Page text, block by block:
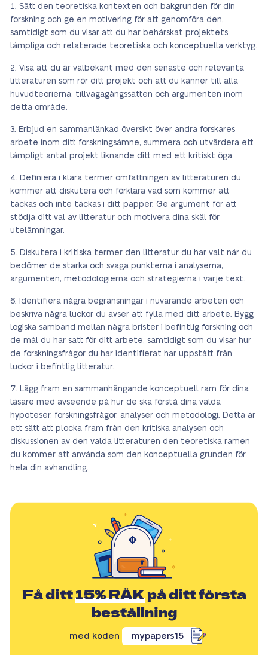
Sätt den teoretiska kontexten och bakgrunden för din
forskning och ge en motivering för att genomföra den,
samtidigt som du visar att du har behärskat projektets
lämpliga och relaterade teoretiska och konceptuella verktyg.
Visa att du är välbekant med den senaste och relevanta
litteraturen som rör ditt projekt och att du känner till alla
huvudteorierna, tillvägagångssätten och argumenten inom
detta område.
Erbjud en sammanlänkad översikt över andra forskares
arbete inom ditt forskningsämne, summera och utvärdera ett
lämpligt antal projekt liknande ditt med ett kritiskt öga.
Definiera i klara termer omfattningen av litteraturen du
kommer att diskutera och förklara vad som kommer att
täckas och inte täckas i ditt papper. Ge argument för att
stödja ditt val av litteratur och motivera dina skäl för
utelämningar.
Diskutera i kritiska termer den litteratur du har valt när du
bedömer de starka och svaga punkterna i analyserna,
argumenten, metodologierna och strategierna i varje text.
Identifiera några begränsningar i nuvarande arbeten och
beskriva några luckor du avser att fylla med ditt arbete. Bygg
logiska samband mellan några brister i befintlig forskning och
de mål du har satt för ditt arbete, samtidigt som du visar hur
de forskningsfrågor du har identifierat har uppstått från
luckor i befintlig litteratur.
Lägg fram en sammanhängande konceptuell ram för dina
läsare med avseende på hur de ska förstå dina valda
hypoteser, forskningsfrågor, analyser och metodologi. Detta är
ett sätt att plocka fram från den kritiska analysen och
diskussionen av den valda litteraturen den teoretiska ramen
du kommer att använda som den konceptuella grunden för
hela din avhandling.
Få ditt15% RÄKpå ditt första
beställning
med koden mypapers15